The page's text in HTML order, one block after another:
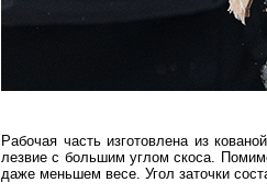
Рабочая часть изготовлена из
лезвие с большим углом скоса.
даже меньшем весе. Угол заточки